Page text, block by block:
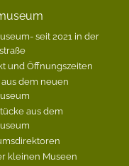
seit 2021 in der
und Öffnungszeiten
dem neuen
aus dem
kleinen Museen